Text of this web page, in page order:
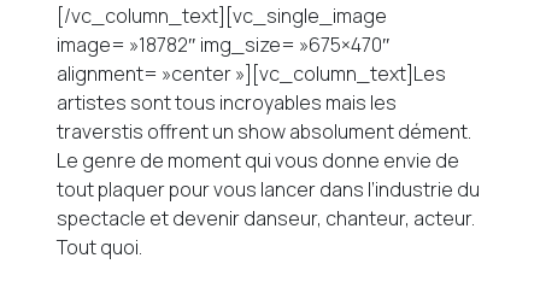
[/vc_column_text][vc_single_image
image= »18782″ img_size= »675×470″
alignment= »center »][vc_column_text]Les
artistes sont tous incroyables mais les
traverstis offrent un show absolument dément.
Le genre de moment qui vous donne envie de
tout plaquer pour vous lancer dans l’industrie du
spectacle et devenir danseur, chanteur, acteur.
Tout quoi.